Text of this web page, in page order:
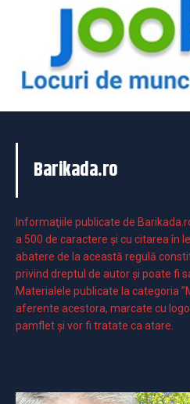
Barikada.ro
Informaţiile publicate de
a 500 de caractere şi cu citarea în
abatere de la această regulă
privind dreptul de autor și poate fi
Materialele publicate la categoria
aferente acestora, marcate cu
pamflet și vor fi tratate ca atare.